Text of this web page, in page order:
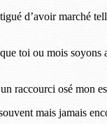
d’avoir marché
toi ou mois
raccourci osé
mais jamais